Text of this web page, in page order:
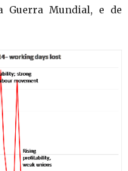
Guerra Mundial, e de